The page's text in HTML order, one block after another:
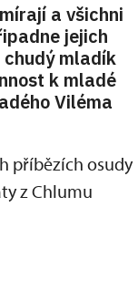
a všichni
jejich
mladík
k mladé
Viléma
příbězích osudy
z Chlumu